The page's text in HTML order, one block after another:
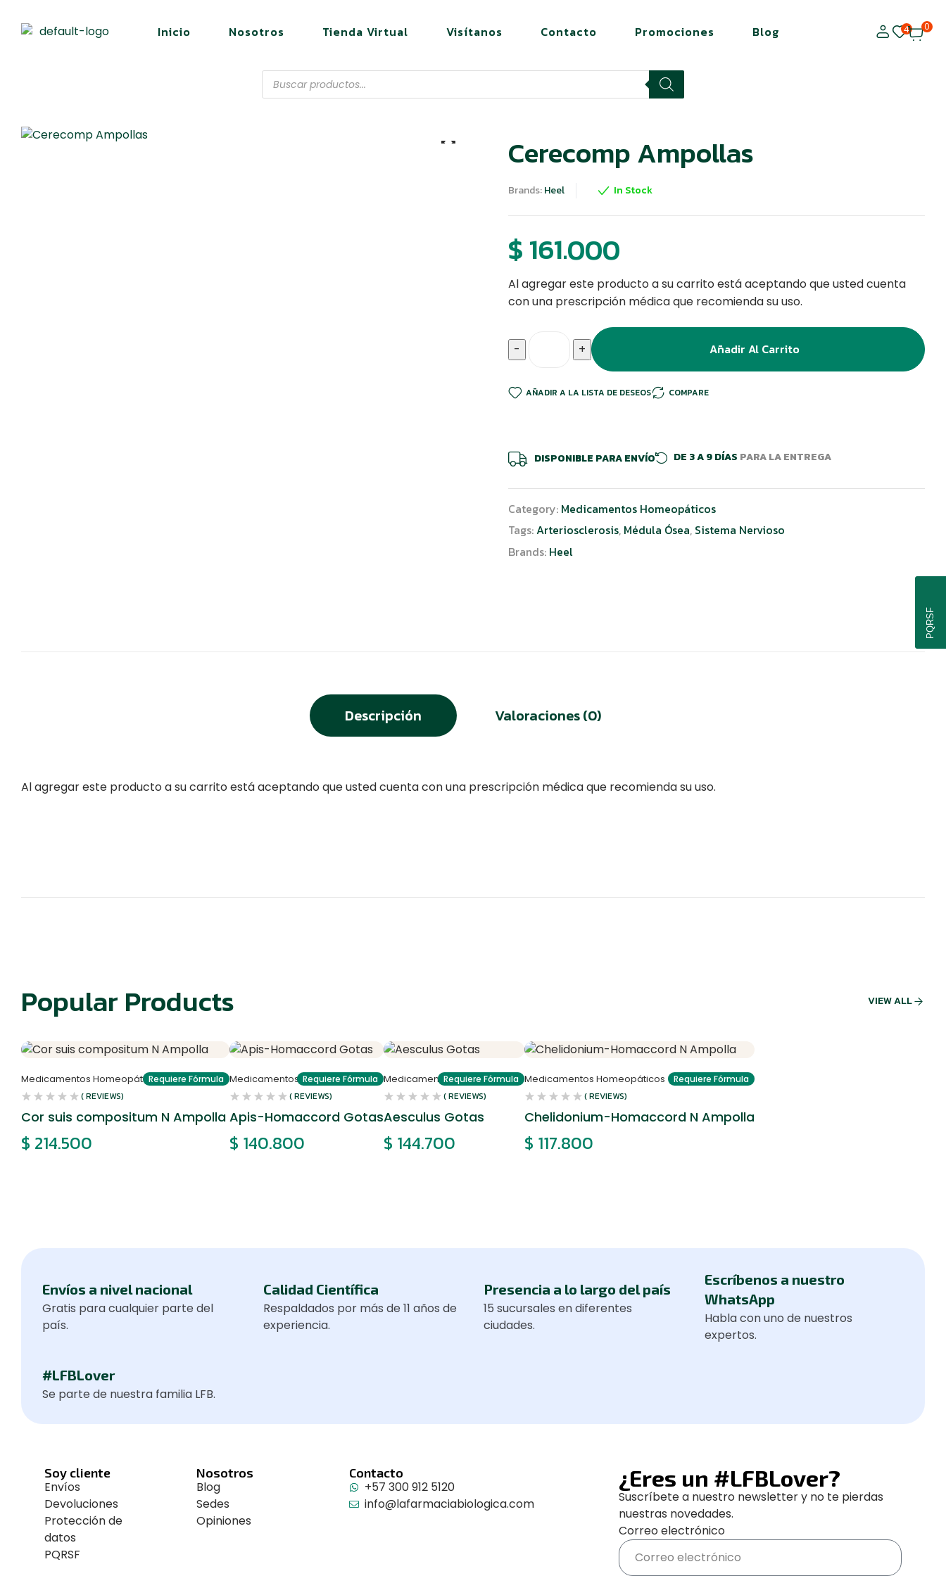
Inicio Nosotros Tienda Virtual Visítanos Contacto Promociones Blog 4 0
Cerecomp Ampollas
Brands:Heel In Stock
$161.000
Al agregar este producto a su carrito está aceptando que usted cuenta
con una prescripción médica que recomienda su uso.
- + Añadir Al Carrito
AÑADIR A LA LISTA DE DESEOS COMPARE
DISPONIBLE PARA ENVÍO DE 3 A 9 DÍAS PARA LA ENTREGA
Category: Medicamentos Homeopáticos
Tags:Arteriosclerosis, Médula Ósea, Sistema Nervioso
Brands: Heel
Descripción Valoraciones (0)
Al agregar este producto a su carrito está aceptando que usted cuenta con una prescripción médica que recomienda su uso.
Popular Products VIEW ALL
Medicamentos HomeopáticosRequiere Fórmula
( REVIEWS)
Cor suis compositum N Ampolla
$ 214.500
Medicamentos Homeopáticos
Requiere Fórmula
( REVIEWS)
Apis-Homaccord Gotas
$ 140.800
Medicamentos Homeopáticos
Requiere Fórmula
( REVIEWS)
Aesculus Gotas
$ 144.700
Medicamentos Homeopáticos Requiere Fórmula
( REVIEWS)
Chelidonium-Homaccord N Ampolla
$ 117.800
Envíos a nivel nacional
Gratis para cualquier parte del
país.
Calidad Científica
Respaldados por más de 11 años de
experiencia.
Presencia a lo largo del país
15 sucursales en diferentes
ciudades.
Escríbenos a nuestro
WhatsApp
Habla con uno de nuestros
expertos.
#LFBLover
Se parte de nuestra familia LFB.
Soy cliente
Envíos
Devoluciones
Protección de
datos
PQRSF
Nosotros
Blog
Sedes
Opiniones
Contacto
+57 300 912 5120
info@lafarmaciabiologica.com
¿Eres un #LFBLover?
Suscríbete a nuestro newsletter y no te pierdas
nuestras novedades.
Correo electrónico
PQRSF